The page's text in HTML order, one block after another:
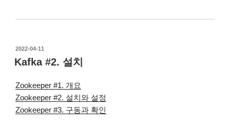
작
성
일
2022-04-11
Kafka #2. 설치
Zookeeper #1. 개요
Zookeeper #2. 설치와 설정
Zookeeper #3. 구동과 확인